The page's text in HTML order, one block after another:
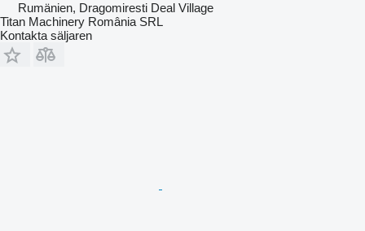
Rumänien, Dragomiresti Deal Village
Titan Machinery România SRL
Kontakta säljaren